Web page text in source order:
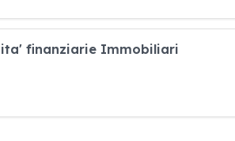
finanziarie Immobiliari